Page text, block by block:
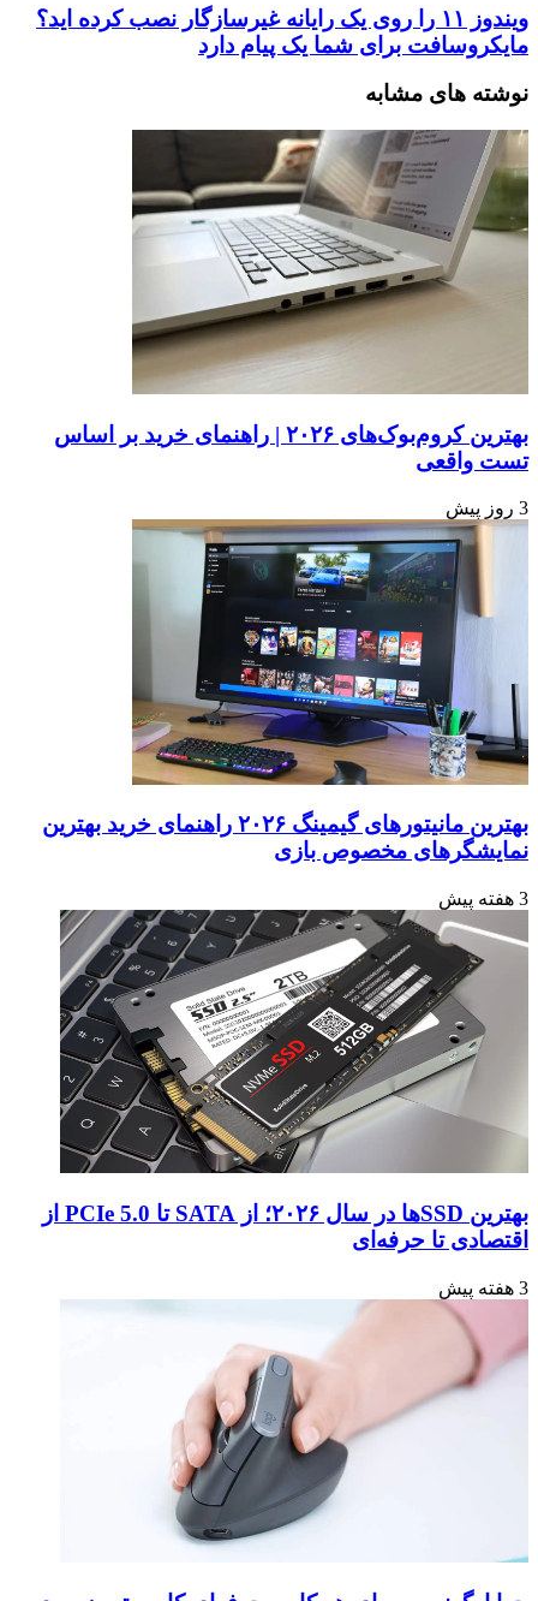
ویندوز ۱۱ را روی یک رایانه غیرسازگار نصب کرده اید؟
مایکروسافت برای شما یک پیام دارد
نوشته های مشابه
بهترین کروم‌بوک‌های ۲۰۲۶ | راهنمای خرید بر اساس
تست واقعی
3 روز پیش
بهترین مانیتورهای گیمینگ ۲۰۲۶ راهنمای خرید بهترین
نمایشگرهای مخصوص بازی
3 هفته پیش
بهترین SSDها در سال ۲۰۲۶؛ از SATA تا PCIe 5.0 از
اقتصادی تا حرفه‌ای
3 هفته پیش